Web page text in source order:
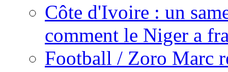
Côte d'Ivoire : un
comment le Niger a
Football / Zoro Marc